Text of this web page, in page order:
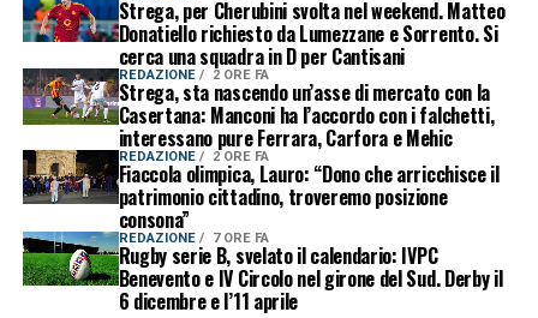
Strega, per Cherubini svolta nel weekend. Matteo
Donatiello richiesto da Lumezzane e Sorrento. Si
cerca una squadra in D per Cantisani
REDAZIONE 2 ORE FA
Strega, sta nascendo un’asse di mercato con la
Casertana: Manconi ha l’accordo con i falchetti,
interessano pure Ferrara, Carfora e Mehic
REDAZIONE 2 ORE FA
Fiaccola olimpica, Lauro: “Dono che arricchisce il
patrimonio cittadino, troveremo posizione
consona”
REDAZIONE 7 ORE FA
Rugby serie B, svelato il calendario: IVPC
Benevento e IV Circolo nel girone del Sud. Derby il
6 dicembre e l’11 aprile